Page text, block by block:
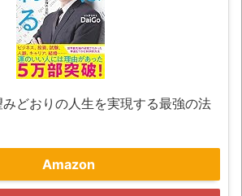
に…日本レトロゲーム協会がゲー
劣化について問題提起 他
誰が一日何時間睡眠だろうがど
ゃないですか
リメイク完結編「FF7リベレーシ
像が公開！欧州gamescom 2026
どおりの人生を実現する最強の法
Amazon